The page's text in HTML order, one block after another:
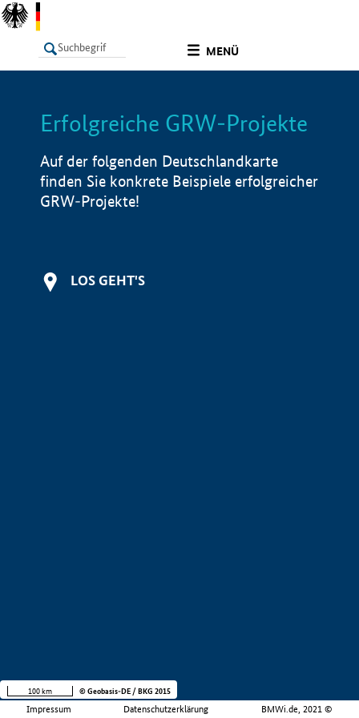
MENÜ
LISTE Info
Erfolgreiche GRW-Projekte
Auf der folgenden Deutschlandkarte
finden Sie konkrete Beispiele erfolgreicher
GRW-Projekte!
LOS GEHT'S
Impressum Datenschutzerklärung BMWi.de, 2021 ©
100 km © Geobasis-DE / BKG 2015